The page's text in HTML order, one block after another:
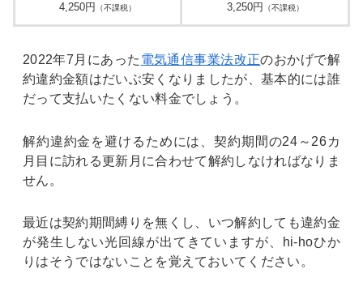
4,250円 （不課税） 3,250円 （不課税）
2022年7月にあった 電気通信事業法改正のおかげで解
約違約金額はだいぶ安くなりましたが、基本的には誰
だって支払いたくない料金でしょう。
解約違約金を避けるためには、契約期間の24～26カ
月目に訪れる更新月に合わせて解約しなければなりま
せん。
最近は契約期間縛りを無くし、いつ解約しても違約金
が発生しない光回線が出てきていますが、hi-hoひか
りはそうではないことを覚えておいてください。